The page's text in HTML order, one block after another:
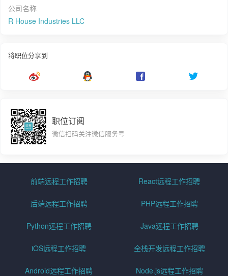
公司名称
R House Industries LLC
将职位分享到
职位订阅
微信扫码关注微信服务号
前端远程工作招聘 React远程工作招聘
后端远程工作招聘 PHP远程工作招聘
Python远程工作招聘 Java远程工作招聘
iOS远程工作招聘 全栈开发远程工作招聘
Android远程工作招聘 Node.js远程工作招聘